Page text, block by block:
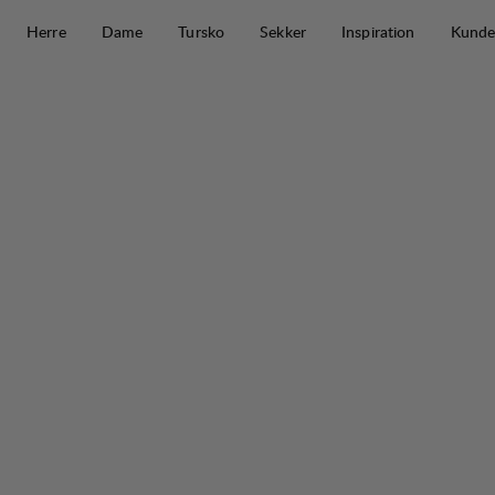
Herre
Dame Tursko Sekker Inspiration